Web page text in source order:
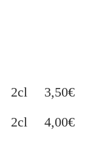
2cl
3,50€
2cl
4,00€